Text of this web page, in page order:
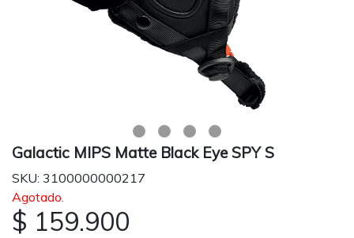
Galactic MIPS Matte Black Eye SPY S
SKU: 3100000000217
Agotado.
$ 159.900